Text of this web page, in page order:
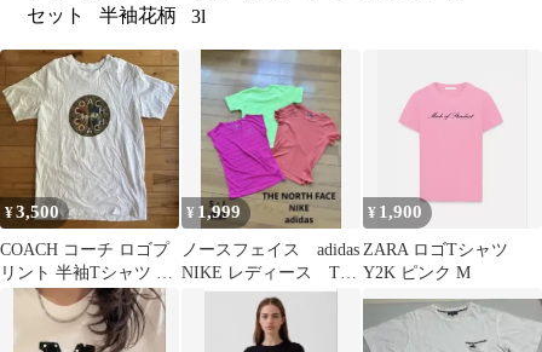
セット
半袖花柄 3l
¥3,500
COACH コーチ ロゴプ
リント 半袖Tシャツ ホ
ワイト
¥ 1,999
ノースフェイス adidas
NIKE レディース Tシ
ャツ ランニングウェ
¥ 1,900
ZARA ロゴTシャツ
Y2K ピンク M